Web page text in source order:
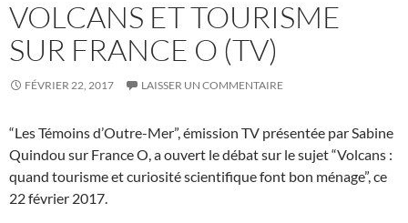
VOLCANS ET TOURISME
SUR FRANCE O (TV)
FÉVRIER 22, 2017 LAISSER UN COMMENTAIRE
“Les Témoins d’Outre-Mer”, émission TV présentée par Sabine
Quindou sur France O, a ouvert le débat sur le sujet “Volcans :
quand tourisme et curiosité scientifique font bon ménage”, ce
22 février 2017.